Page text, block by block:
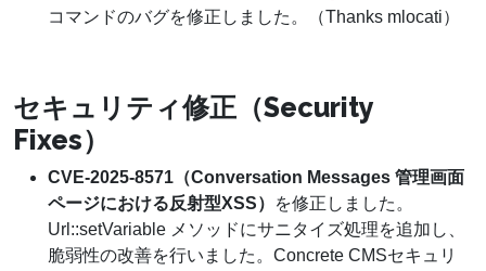
コマンドのバグを修正しました。（Thanks mlocati）
セキュリティ修正（Security
Fixes）
CVE‑2025‑8571（Conversation Messages 管理画面
ページにおける反射型XSS）
を修正しました。
Url::setVariable メソッドにサニタイズ処理を追加し、
脆弱性の改善を行いました。Concrete CMSセキュリ